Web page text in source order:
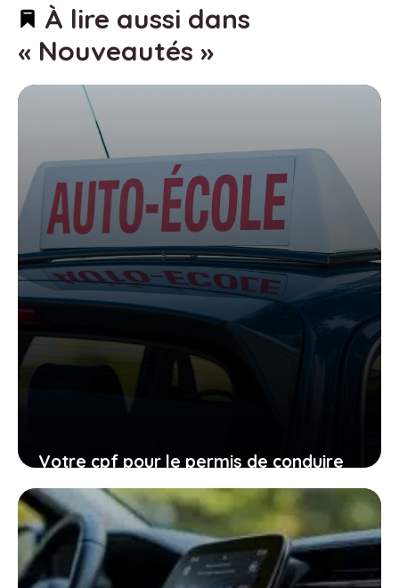
À lire aussi dans
« Nouveautés »
Votre cpf pour le permis de conduire
expire en 2026, ne laissez pas filer
cette ultime chance
27 janvier 2026